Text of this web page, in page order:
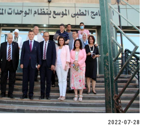
2022-07-28